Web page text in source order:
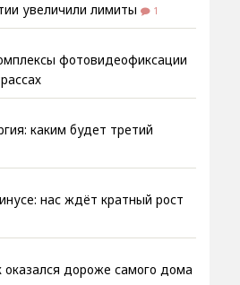
увеличили лимиты 1
фотовидеофиксации
каким будет третий
нас ждёт кратный рост
оказался дороже самого дома